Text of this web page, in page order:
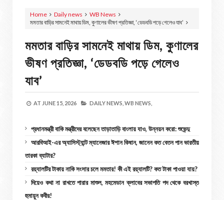
Home Daily news
WB News
মমতার বাড়ির সামনেই মাথায় ডিম, কুণালের ভীষণ প্রতিজ্ঞা, ‘ডেডবডি পড়ে গেলেও যাব’
মমতার বাড়ির সামনেই মাথায় ডিম, কুণালের
ভীষণ প্রতিজ্ঞা, ‘ডেডবডি পড়ে গেলেও
যাব’
AT JUNE 15, 2026 DAILY NEWS, WB NEWS,
প্রধানমন্ত্রী বাকি মন্ত্রীদের বলেছেন তাড়াতাড়ি বাংলায় যাও, উন্নয়ন করো: শুভেন্দু
আরবিআই-এর অ্যাসিস্ট্যান্ট ম্যানেজার ঈশান কিষান, জানেন কত বেতন পান ভারতীয়
তারকা ব্যাটার?
রয়্যালটির টাকায় নাকি সংসার চলে মমতার! কী এই রয়্যালটি? কত টাকা পাওয়া যায়?
দিয়েও কথা না রাখতে পারার মাশুল, মহমেডান ক্লাবের সভাপতি পদ থেকে বরখাস্ত
হুমায়ুন কবীর!